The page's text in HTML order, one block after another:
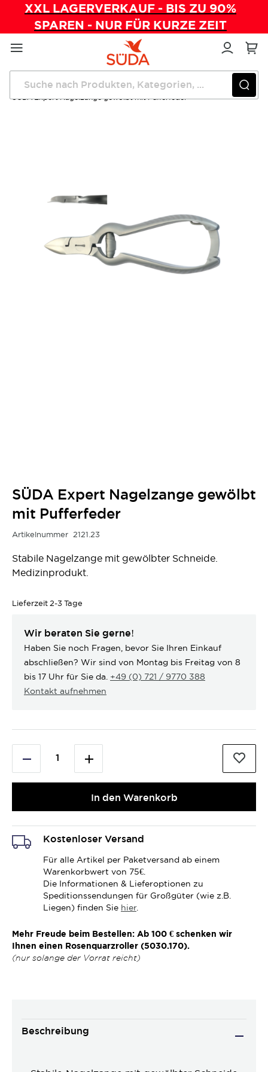
XXL LAGERVERKAUF - BIS ZU 90%
SPAREN - NUR FÜR KURZE ZEIT
Direkt
zum
Inhalt
Startseite
Instrumente
SÜDA Expert Nagelzange gewölbt mit Pufferfeder
SÜDA Expert Nagelzange gewölbt
mit Pufferfeder
Artikelnummer 2121.23
Stabile Nagelzange mit gewölbter Schneide.
Medizinprodukt.
Lieferzeit 2-3 Tage
Wir beraten Sie gerne!
Haben Sie noch Fragen, bevor Sie Ihren Einkauf
abschließen? Wir sind von Montag bis Freitag von 8
bis 17 Uhr für Sie da. +49 (0) 721 / 9770 388
Kontakt aufnehmen
In den Warenkorb
Kostenloser Versand
Für alle Artikel per Paketversand ab einem
Warenkorbwert von 75€.
Die Informationen & Lieferoptionen zu
Speditionssendungen für Großgüter (wie z.B.
Liegen) finden Sie hier.
Mehr Freude beim Bestellen: Ab 100 € schenken wir
Ihnen einen Rosenquarzroller (5030.170).
(nur solange der Vorrat reicht)
Beschreibung